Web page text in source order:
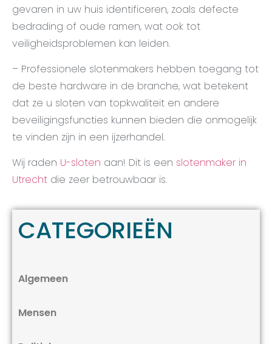
gevaren in uw huis identificeren, zoals defecte
bedrading of oude ramen, wat ook tot
veiligheidsproblemen kan leiden.
– Professionele slotenmakers hebben toegang tot
de beste hardware in de branche, wat betekent
dat ze u sloten van topkwaliteit en andere
beveiligingsfuncties kunnen bieden die onmogelijk
te vinden zijn in een ijzerhandel.
Wij raden U-sloten aan! Dit is een slotenmaker in
Utrecht die zeer betrouwbaar is.
CATEGORIEËN
Algemeen
Mensen